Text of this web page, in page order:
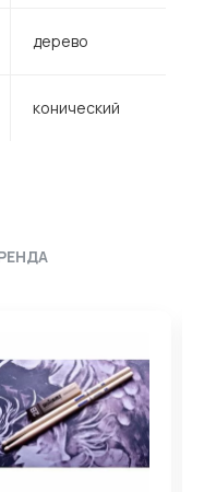
дерево
конический